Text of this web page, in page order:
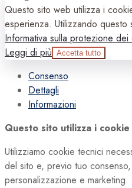
Questo sito web utilizza i
esperienza. Utilizzando
Informativa sulla protezione dei
Leggi di più Accetta tutto
Consenso
Dettagli
Informazioni
Questo sito utilizza i cookie
Utilizziamo cookie tecnici
del sito e, previo tuo
personalizzazione e marketing.